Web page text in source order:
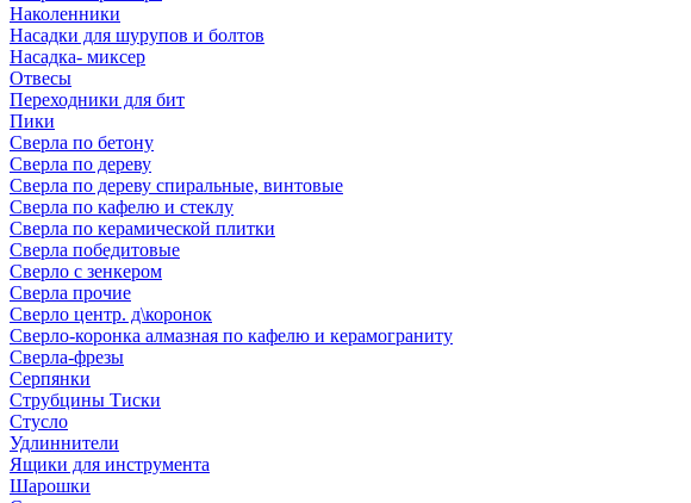
Наколенники
Насадки для шурупов и болтов
Насадка- миксер
Отвесы
Переходники для бит
Пики
Сверла по бетону
Сверла по дереву
Сверла по дереву спиральные, винтовые
Сверла по кафелю и стеклу
Сверла по керамической плитки
Сверла победитовые
Сверло с зенкером
Сверла прочие
Сверло центр. д\коронок
Сверло-коронка алмазная по кафелю и керамограниту
Сверла-фрезы
Серпянки
Струбцины Тиски
Стусло
Удлиннители
Ящики для инструмента
Шарошки